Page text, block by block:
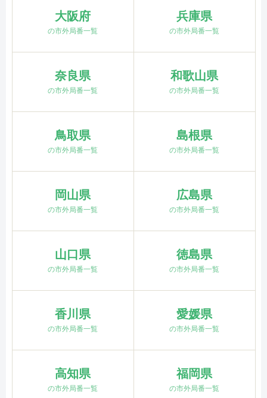
大阪府
の市外局番一覧
兵庫県
の市外局番一覧
奈良県
の市外局番一覧
和歌山県
の市外局番一覧
鳥取県
の市外局番一覧
島根県
の市外局番一覧
岡山県
の市外局番一覧
広島県
の市外局番一覧
山口県
の市外局番一覧
徳島県
の市外局番一覧
香川県
の市外局番一覧
愛媛県
の市外局番一覧
高知県
の市外局番一覧
福岡県
の市外局番一覧